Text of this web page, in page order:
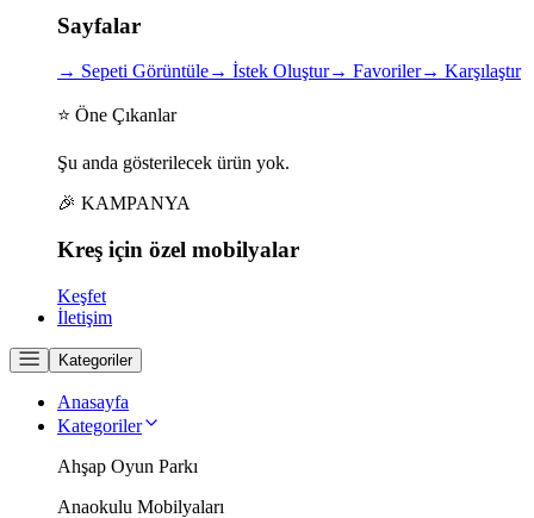
Sayfalar
→ Sepeti Görüntüle→ İstek Oluştur→ Favoriler→ Karşılaştır
⭐ Öne Çıkanlar
Şu anda gösterilecek ürün yok.
🎉 KAMPANYA
Kreş için özel mobilyalar
Keşfet
İletişim
Kategoriler
Anasayfa
Kategoriler
Ahşap Oyun Parkı
Anaokulu Mobilyaları